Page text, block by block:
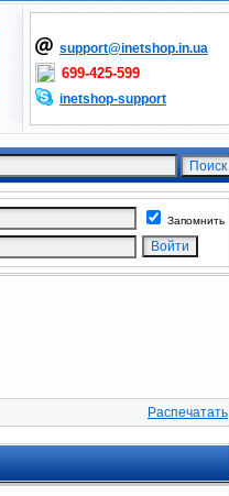
support@inetshop.in.ua
699-425-599
inetshop-support
Запомнить
Распечатать